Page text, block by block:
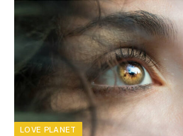
LOVE PLANET